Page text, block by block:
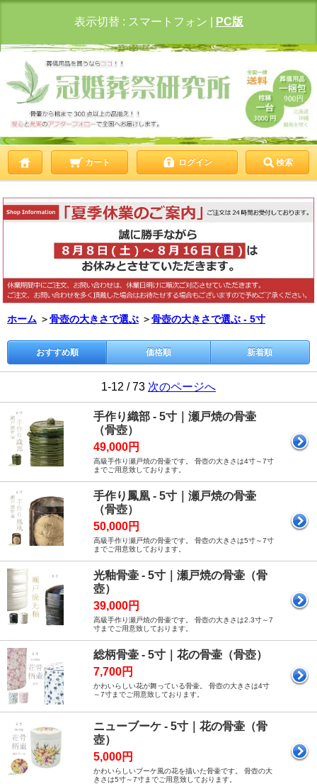
表示切替 : スマートフォン PC版
カート ログイン 検索
ホーム ＞骨壺の大きさで選ぶ ＞骨壺の大きさで選ぶ - 5寸
おすすめ順 価格順 新着順
1-12 / 73 次のページへ
手作り織部 - 5寸｜瀬戸焼の骨壷
（骨壺）
49,000円
高級手作り瀬戸焼の骨壷です。 骨壺の大きさは4寸～7寸
までご用意致しております。
手作り鳳凰 - 5寸｜瀬戸焼の骨壷
（骨壺）
50,000円
高級手作り瀬戸焼の骨壷です。 骨壺の大きさは5寸～7寸
までご用意致しております。
光釉骨壷 - 5寸｜瀬戸焼の骨壷（骨
壺）
39,000円
高級手作り瀬戸焼の骨壷です。 骨壺の大きさは2.3寸～7
寸までご用意致しております。
総柄骨壷 - 5寸｜花の骨壷（骨壺）
7,700円
かわいらしい花が舞っている骨壷。 骨壺の大きさは4寸
～7寸までご用意致しております。
ニューブーケ - 5寸｜花の骨壷（骨
壺）
5,000円
かわいらしいブーケ風の花を描いた骨壷です。 骨壺の大
きさは5寸～7寸までご用意致しております。